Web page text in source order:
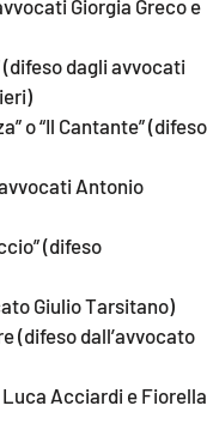
Giorgia Greco e
(difeso dagli avvocati
o “Il Cantante” (difeso
Antonio
(difeso
Giulio Tarsitano)
(difeso dall’avvocato
Acciardi e Fiorella